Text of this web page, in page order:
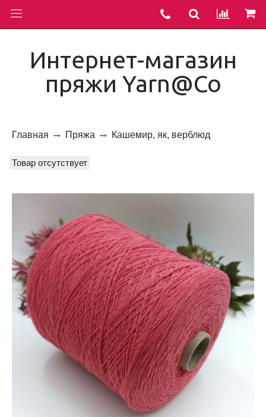
Интернет-магазин
пряжи Yarn@Co
Главная Пряжа Кашемир, як, верблюд
Товар отсутствует